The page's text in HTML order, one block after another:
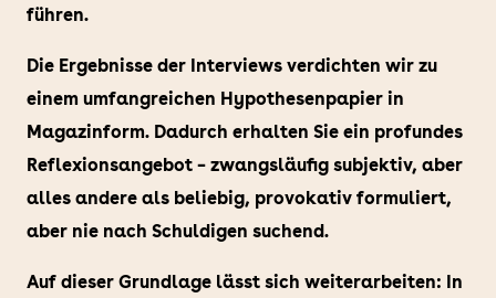
führen.
Die Ergebnisse der Interviews verdichten wir zu
einem umfangreichen Hypothesenpapier in
Magazinform. Dadurch erhalten Sie ein profundes
Reflexionsangebot – zwangsläufig subjektiv, aber
alles andere als beliebig, provokativ formuliert,
aber nie nach Schuldigen suchend.
Auf dieser Grundlage lässt sich weiterarbeiten: In